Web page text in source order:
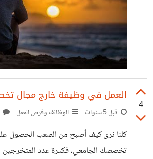
4
العمل في وظيفة خارج مجال
قبل 5 سنوات الوظائف وفرص العمل
كلنا نرى كيف أصبح من الصعب الحصول
تخصصك الجامعي، فكثرة عدد